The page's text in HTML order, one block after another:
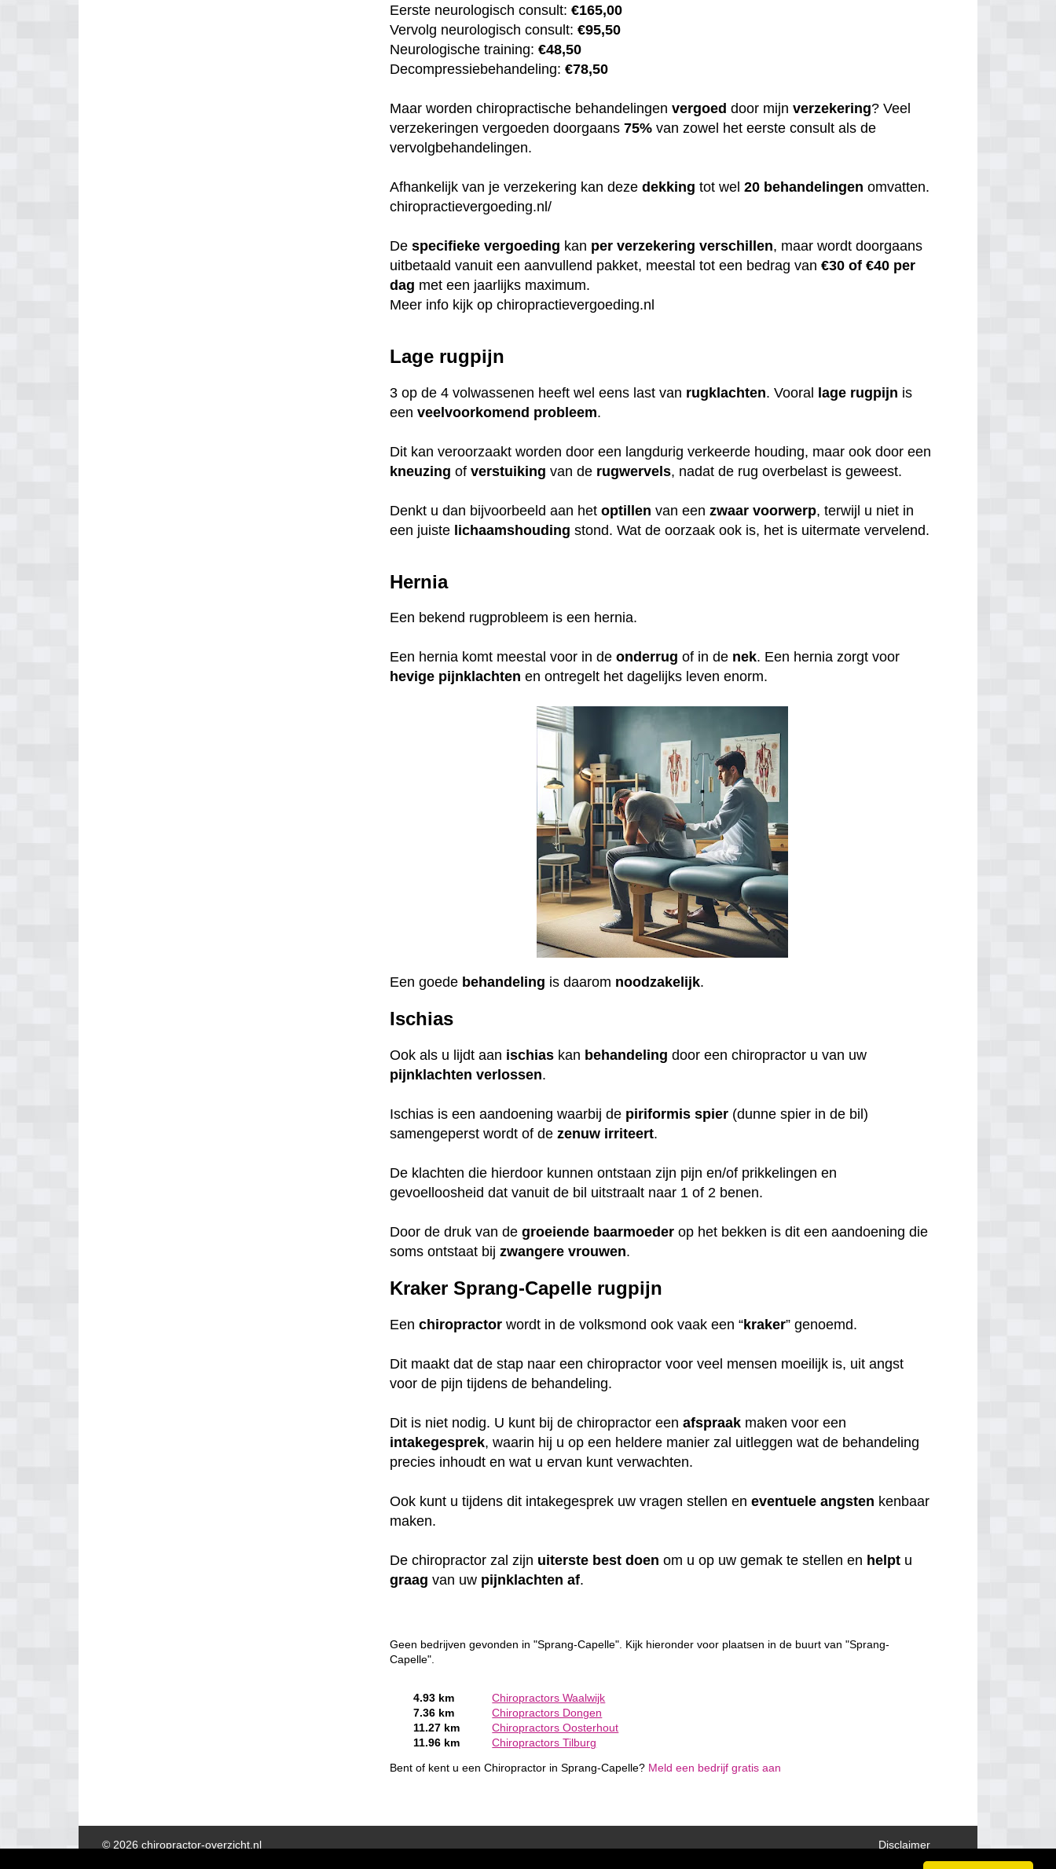
Eerste neurologisch consult:€165,00
Vervolg neurologisch consult:€95,50
Neurologische training:€48,50
Decompressiebehandeling:€78,50
Maar worden chiropractische behandelingenvergoed door mijnverzekering? Veel
verzekeringen vergoeden doorgaans75%van zowel het eerste consult als de
vervolgbehandelingen.
Afhankelijk van je verzekering kan dezedekking tot wel20 behandelingen omvatten.
chiropractievergoeding.nl/
Despecifieke vergoeding kan per verzekering verschillen, maar wordt doorgaans
uitbetaald vanuit een aanvullend pakket, meestal tot een bedrag van€30 of €40 per
dag met een jaarlijks maximum.
Meer info kijk opchiropractievergoeding.nl
Lage rugpijn
3 op de 4 volwassenen heeft wel eens last van rugklachten. Vooral lage rugpijn is
eenveelvoorkomend probleem.
Dit kan veroorzaakt worden door een langdurig verkeerde houding, maar ook door een
kneuzing ofverstuiking van de rugwervels, nadat de rug overbelast is geweest.
Denkt u dan bijvoorbeeld aan hetoptillen van eenzwaar voorwerp, terwijl u niet in
een juiste lichaamshouding stond. Wat de oorzaak ook is, het is uitermate vervelend.
Hernia
Een bekend rugprobleem is een hernia.
Een hernia komt meestal voor in deonderrug of in de nek. Een hernia zorgt voor
hevige pijnklachten en ontregelt het dagelijks leven enorm.
Een goede behandeling is daarom noodzakelijk.
Ischias
Ook als u lijdt aan ischias kan behandeling door een chiropractor u van uw
pijnklachten verlossen.
Ischias is een aandoening waarbij de piriformis spier (dunne spier in de bil)
samengeperst wordt of dezenuw irriteert.
De klachten die hierdoor kunnen ontstaan zijn pijn en/of prikkelingen en
gevoelloosheid dat vanuit de bil uitstraalt naar 1 of 2 benen.
Door de druk van degroeiende baarmoeder op het bekken is dit een aandoening die
soms ontstaat bijzwangere vrouwen.
Kraker Sprang-Capelle rugpijn
Eenchiropractor wordt in de volksmond ook vaak een “kraker” genoemd.
Dit maakt dat de stap naar een chiropractor voor veel mensen moeilijk is, uit angst
voor de pijn tijdens de behandeling.
Dit is niet nodig. U kunt bij de chiropractor eenafspraak maken voor een
intakegesprek, waarin hij u op een heldere manier zal uitleggen wat de behandeling
precies inhoudt en wat u ervan kunt verwachten.
Ook kunt u tijdens dit intakegesprek uw vragen stellen eneventuele angsten kenbaar
maken.
De chiropractor zal zijn uiterste best doen om u op uw gemak te stellen en helpt u
graag van uw pijnklachten af.
Geen bedrijven gevonden in "Sprang-Capelle". Kijk hieronder voor plaatsen in de buurt van "Sprang-
Capelle".
4.93 km
Chiropractors Waalwijk
7.36 km
Chiropractors Dongen
11.27 km
Chiropractors Oosterhout
11.96 km
Chiropractors Tilburg
Bent of kent u een Chiropractor in Sprang-Capelle? Meld een bedrijf gratis aan
Disclaimer
© 2026 chiropractor-overzicht.nl